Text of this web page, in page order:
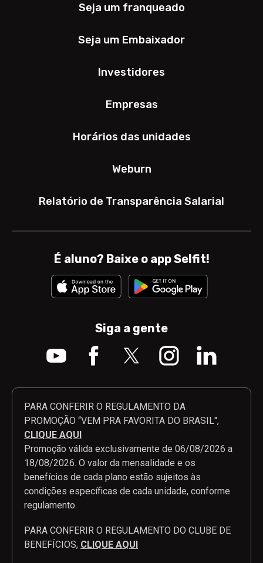
Seja um franqueado
Seja um Embaixador
Investidores
Empresas
Horários das unidades
Weburn
Relatório de Transparência Salarial
É aluno? Baixe o app Selfit!
Siga a gente
PARA CONFERIR O REGULAMENTO DA
PROMOÇÃO “VEM PRA FAVORITA DO BRASIL",
CLIQUE AQUI
Promoção válida exclusivamente de 06/08/2026 a
18/08/2026. O valor da mensalidade e os
benefícios de cada plano estão sujeitos às
condições específicas de cada unidade, conforme
regulamento.
PARA CONFERIR O REGULAMENTO DO CLUBE DE
BENEFÍCIOS, CLIQUE AQUI